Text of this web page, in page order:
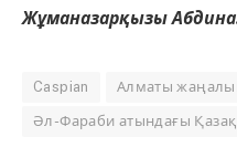
Жұманазарқызы
Caspian Алматы
Әл-Фараби атындағы Қазақ